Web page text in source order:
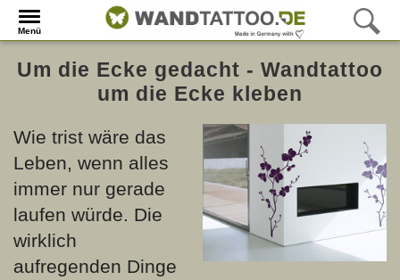
Menü
Um die Ecke gedacht - Wandtattoo
um die Ecke kleben
Wie trist wäre das
Leben, wenn alles
immer nur gerade
laufen würde. Die
wirklich
aufregenden Dinge